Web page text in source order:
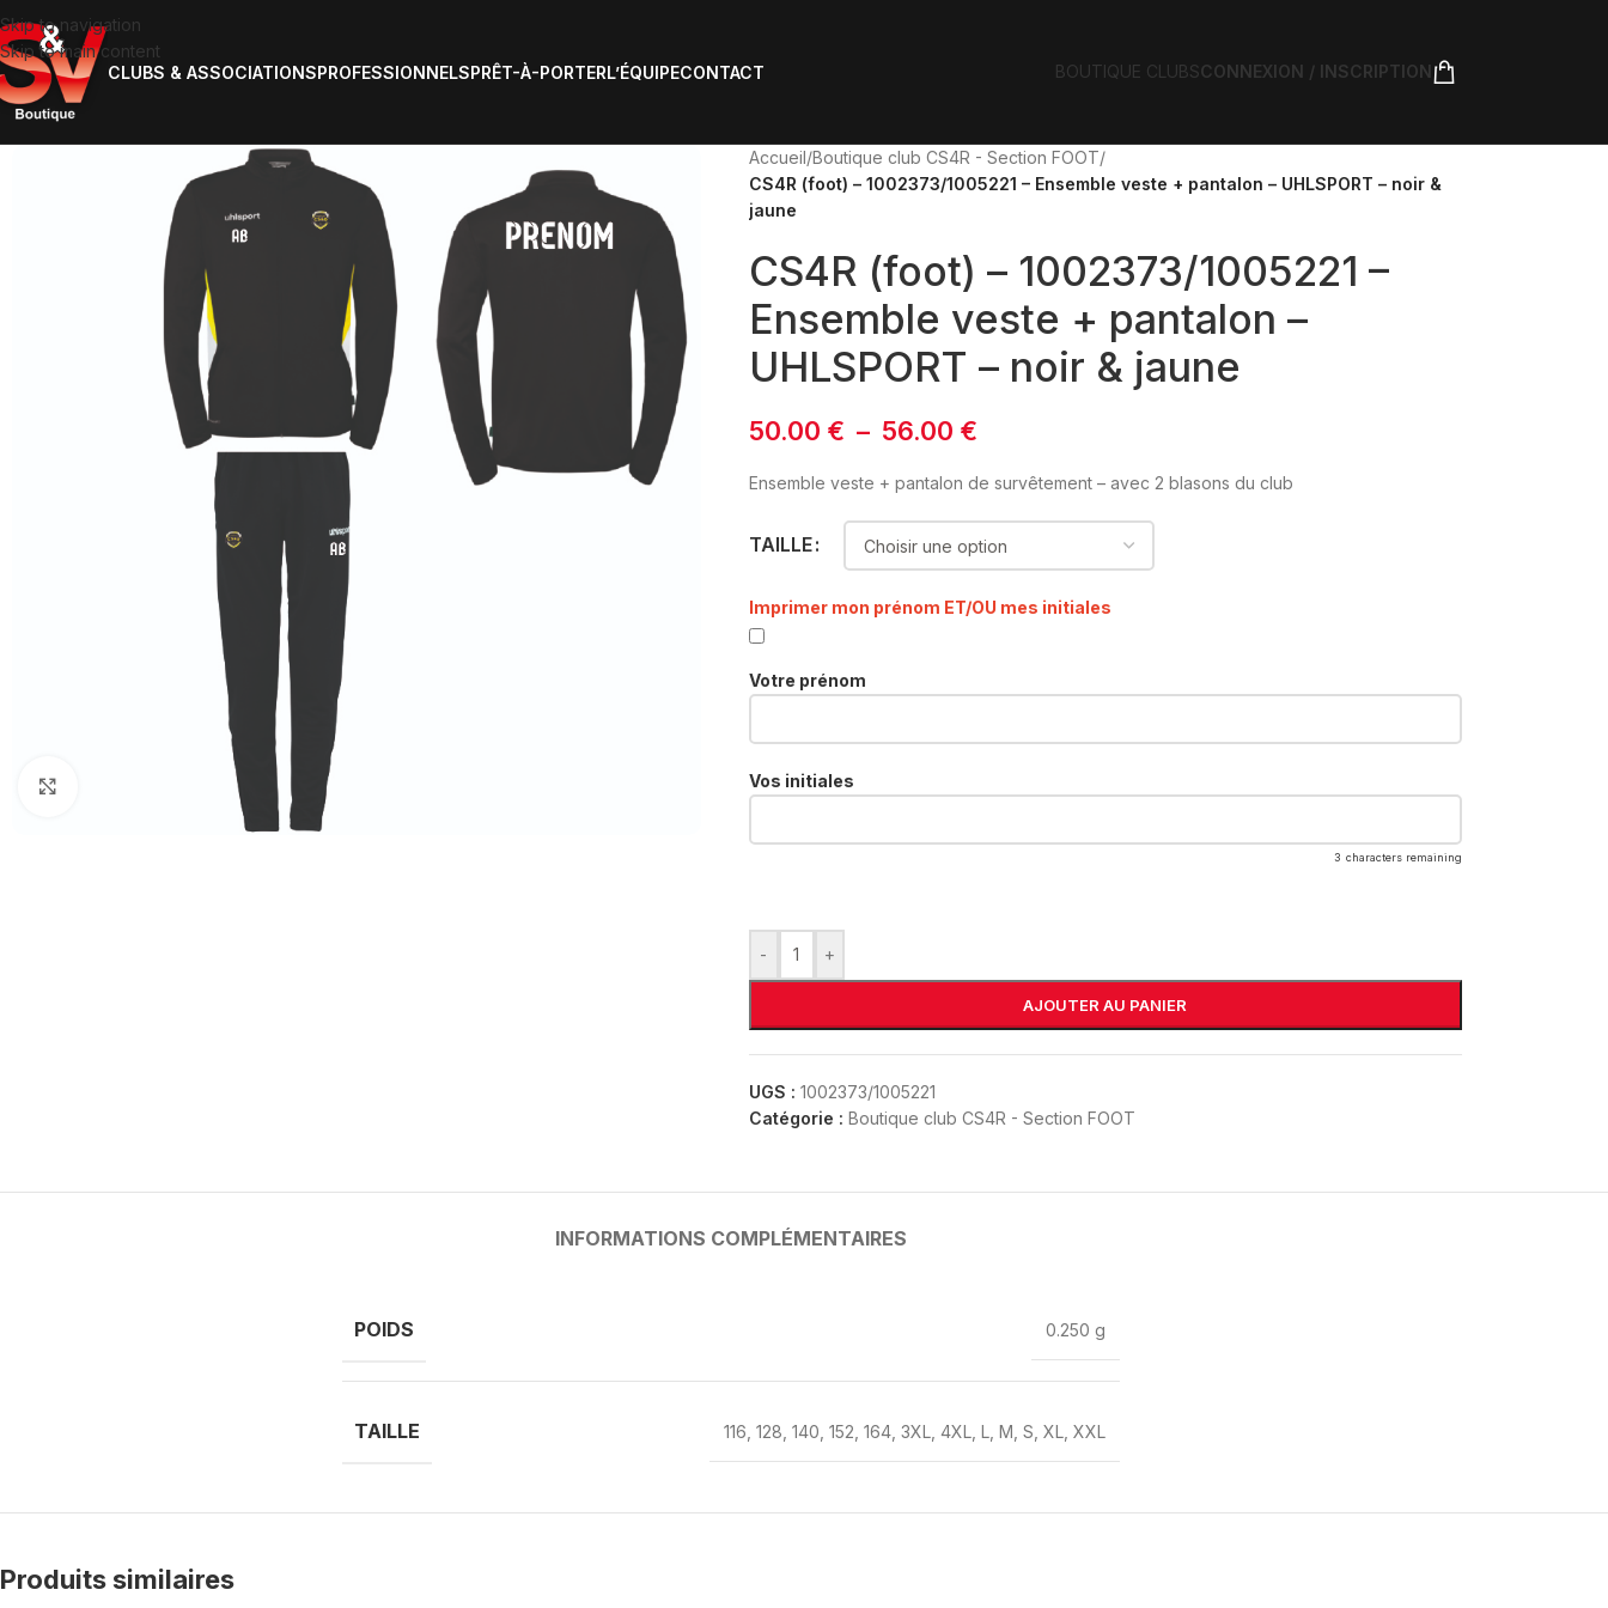
Skip to navigation
Skip to main content
CLUBS & ASSOCIATIONSPROFESSIONNELSPRÊT-À-PORTERL’ÉQUIPECONTACT BOUTIQUE CLUBSCONNEXION / INSCRIPTION
Accueil/Boutique club CS4R - Section FOOT/
CS4R (foot) – 1002373/1005221 – Ensemble veste + pantalon – UHLSPORT – noir &
jaune
CS4R (foot) – 1002373/1005221 –
Ensemble veste + pantalon –
UHLSPORT – noir & jaune
50.00 € – 56.00 €
Ensemble veste + pantalon de survêtement – avec 2 blasons du club
TAILLE
Imprimer mon prénom ET/OU mes initiales
Votre prénom
Vos initiales
3 characters remaining
- +
AJOUTER AU PANIER
UGS : 1002373/1005221
Catégorie : Boutique club CS4R - Section FOOT
INFORMATIONS COMPLÉMENTAIRES
POIDS 0.250 g
TAILLE 116 128 140 152 164 3XL 4XL L M S XL XXL
Produits similaires